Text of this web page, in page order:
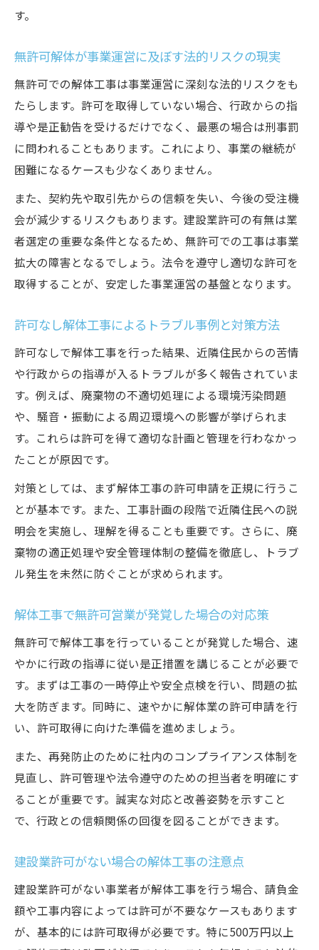
す。
無許可解体が事業運営に及ぼす法的リスクの現実
無許可での解体工事は事業運営に深刻な法的リスクをも
たらします。許可を取得していない場合、行政からの指
導や是正勧告を受けるだけでなく、最悪の場合は刑事罰
に問われることもあります。これにより、事業の継続が
困難になるケースも少なくありません。
また、契約先や取引先からの信頼を失い、今後の受注機
会が減少するリスクもあります。建設業許可の有無は業
者選定の重要な条件となるため、無許可での工事は事業
拡大の障害となるでしょう。法令を遵守し適切な許可を
取得することが、安定した事業運営の基盤となります。
許可なし解体工事によるトラブル事例と対策方法
許可なしで解体工事を行った結果、近隣住民からの苦情
や行政からの指導が入るトラブルが多く報告されていま
す。例えば、廃棄物の不適切処理による環境汚染問題
や、騒音・振動による周辺環境への影響が挙げられま
す。これらは許可を得て適切な計画と管理を行わなかっ
たことが原因です。
対策としては、まず解体工事の許可申請を正規に行うこ
とが基本です。また、工事計画の段階で近隣住民への説
明会を実施し、理解を得ることも重要です。さらに、廃
棄物の適正処理や安全管理体制の整備を徹底し、トラブ
ル発生を未然に防ぐことが求められます。
解体工事で無許可営業が発覚した場合の対応策
無許可で解体工事を行っていることが発覚した場合、速
やかに行政の指導に従い是正措置を講じることが必要で
す。まずは工事の一時停止や安全点検を行い、問題の拡
大を防ぎます。同時に、速やかに解体業の許可申請を行
い、許可取得に向けた準備を進めましょう。
また、再発防止のために社内のコンプライアンス体制を
見直し、許可管理や法令遵守のための担当者を明確にす
ることが重要です。誠実な対応と改善姿勢を示すこと
で、行政との信頼関係の回復を図ることができます。
建設業許可がない場合の解体工事の注意点
建設業許可がない事業者が解体工事を行う場合、請負金
額や工事内容によっては許可が不要なケースもあります
が、基本的には許可取得が必要です。特に500万円以上